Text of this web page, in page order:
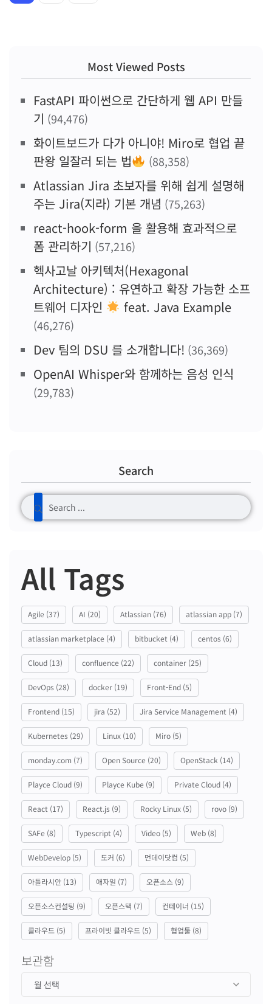
Most Viewed Posts
FastAPI 파이썬으로 간단하게 웹 API 만들
기 (94,476)
화이트보드가 다가 아니야! Miro로 협업 끝
판왕 일잘러 되는 법
(88,358)
Atlassian Jira 초보자를 위해 쉽게 설명해
주는 Jira(지라) 기본 개념 (75,263)
react-hook-form 을 활용해 효과적으로
폼 관리하기 (57,216)
헥사고날 아키텍처(Hexagonal
Architecture) : 유연하고 확장 가능한 소프
트웨어 디자인
feat. Java Example
(46,276)
Dev 팀의 DSU 를 소개합니다! (36,369)
OpenAI Whisper와 함께하는 음성 인식
(29,783)
Search
All Tags
Agile (37) AI (20) Atlassian (76) atlassian app (7)
atlassian marketplace (4) bitbucket (4) centos (6)
Cloud (13) confluence (22) container (25)
DevOps (28) docker (19) Front-End (5)
Frontend (15) jira (52) Jira Service Management (4)
Kubernetes (29) Linux (10) Miro (5)
monday.com (7) Open Source (20) OpenStack (14)
Playce Cloud (9) Playce Kube (9) Private Cloud (4)
React (17) React.js (9) Rocky Linux (5) rovo (9)
SAFe (8) Typescript (4) Video (5) Web (8)
WebDevelop (5) 도커 (6) 먼데이닷컴 (5)
아틀라시안 (13) 애자일 (7) 오픈소스 (9)
오픈소스컨설팅 (9) 오픈스택 (7) 컨테이너 (15)
클라우드 (5) 프라이빗 클라우드 (5) 협업툴 (8)
보관함